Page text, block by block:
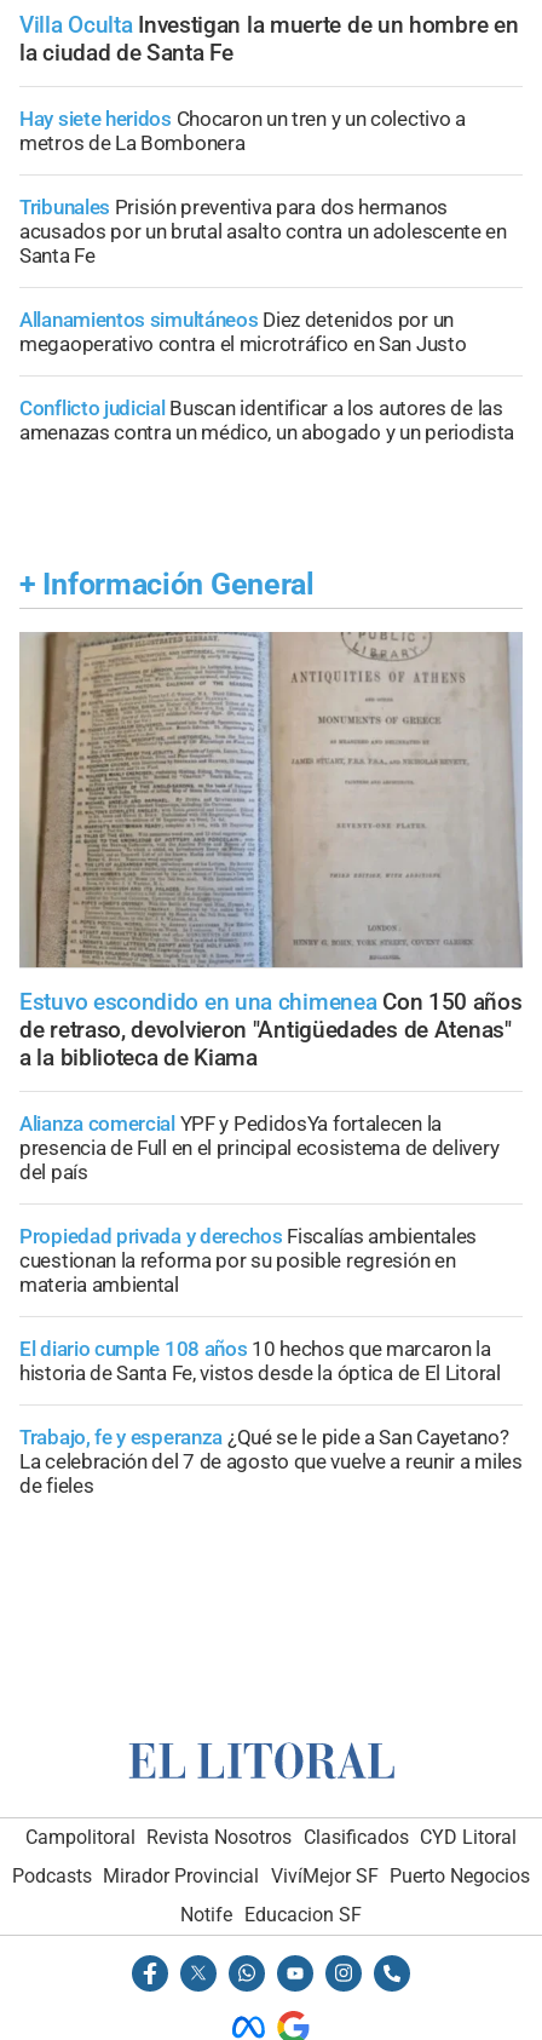
Villa Oculta Investigan la muerte de un hombre en
la ciudad de Santa Fe
Hay siete heridos Chocaron un tren y un colectivo a
metros de La Bombonera
Tribunales Prisión preventiva para dos hermanos
acusados por un brutal asalto contra un adolescente en
Santa Fe
Allanamientos simultáneos Diez detenidos por un
megaoperativo contra el microtráfico en San Justo
Conflicto judicial Buscan identificar a los autores de las
amenazas contra un médico, un abogado y un periodista
+ Información General
Estuvo escondido en una chimenea Con 150 años
de retraso, devolvieron "Antigüedades de Atenas"
a la biblioteca de Kiama
Alianza comercial YPF y PedidosYa fortalecen la
presencia de Full en el principal ecosistema de delivery
del país
Propiedad privada y derechos Fiscalías ambientales
cuestionan la reforma por su posible regresión en
materia ambiental
El diario cumple 108 años 10 hechos que marcaron la
historia de Santa Fe, vistos desde la óptica de El Litoral
Trabajo, fe y esperanza ¿Qué se le pide a San Cayetano?
La celebración del 7 de agosto que vuelve a reunir a miles
de fieles
Campolitoral Revista Nosotros Clasificados CYD Litoral
Podcasts Mirador Provincial VivíMejor SF Puerto Negocios
Notife Educacion SF